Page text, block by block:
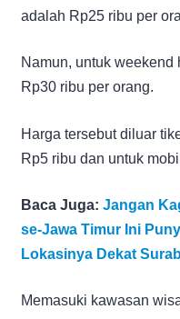
adalah Rp25 ribu per
Namun, untuk weekend
Rp30 ribu per orang.
Harga tersebut diluar
Rp5 ribu dan untuk
Baca Juga: Jangan
se-Jawa Timur Ini
Lokasinya Dekat
Memasuki kawasan